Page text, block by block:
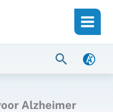
Zoeken
Alzheimer